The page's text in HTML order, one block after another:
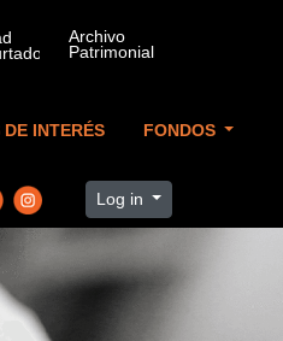
DE INTERÉS FONDOS
Log in